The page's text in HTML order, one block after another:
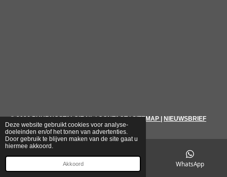
Deze website gebruikt cookies voor analyse-
doeleinden en/of het tonen van advertenties.
Door gebruik te blijven maken van de site gaat u
hiermee akkoord.
Akkoord
© 2026 PUURNOSTALGIE.NL|CONTACT|SITEMAP NIEUWSBRIEF
WhatsApp